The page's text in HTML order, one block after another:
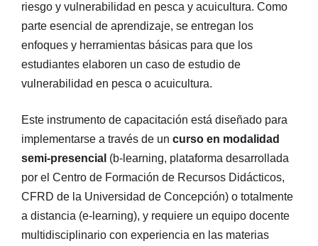
riesgo y vulnerabilidad en pesca y acuicultura. Como
parte esencial de aprendizaje, se entregan los
enfoques y herramientas básicas para que los
estudiantes elaboren un caso de estudio de
vulnerabilidad en pesca o acuicultura.
Este instrumento de capacitación está diseñado para
implementarse a través de un curso en modalidad
semi-presencial (b-learning, plataforma desarrollada
por el Centro de Formación de Recursos Didácticos,
CFRD de la Universidad de Concepción) o totalmente
a distancia (e-learning), y requiere un equipo docente
multidisciplinario con experiencia en las materias